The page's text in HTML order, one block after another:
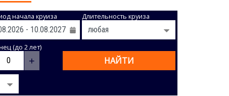
начала круиза Длительность круиза
(до 2 лет)
+ НАЙТИ